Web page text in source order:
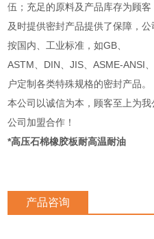
伍；充足的原料及产品库存为顾客
及时提供密封产品提供了保障，
按国内、工业标准，如GB、
ASTM、DIN、JIS、ASME-ANSI
户定制各类特殊规格的密封产品。
本公司以诚信为本，顾客至上为
公司加盟合作！
*高压石棉橡胶板耐高温耐油
产品咨询